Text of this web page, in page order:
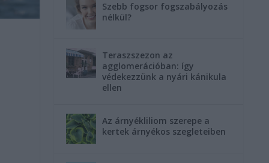
Szebb fogsor fogszabályozás
nélkül?
Teraszszezon az
agglomerációban: így
védekezzünk a nyári kánikula
ellen
Az árnyékliliom szerepe a
kertek árnyékos szegleteiben